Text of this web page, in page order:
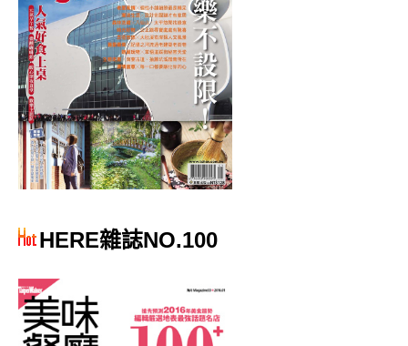
HERE雜誌NO.100